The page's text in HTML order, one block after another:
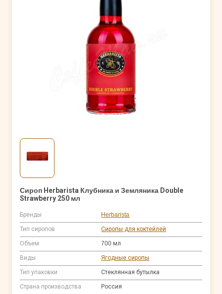
Сироп Herbarista Клубника и Земляника Double
Strawberry 250 мл
Бренды Herbarista
Тип сиропов Сиропы для коктейлей
Объем 700 мл
Виды Ягодные сиропы
Тип упаковки Стеклянная бутылка
Страна производства Россия